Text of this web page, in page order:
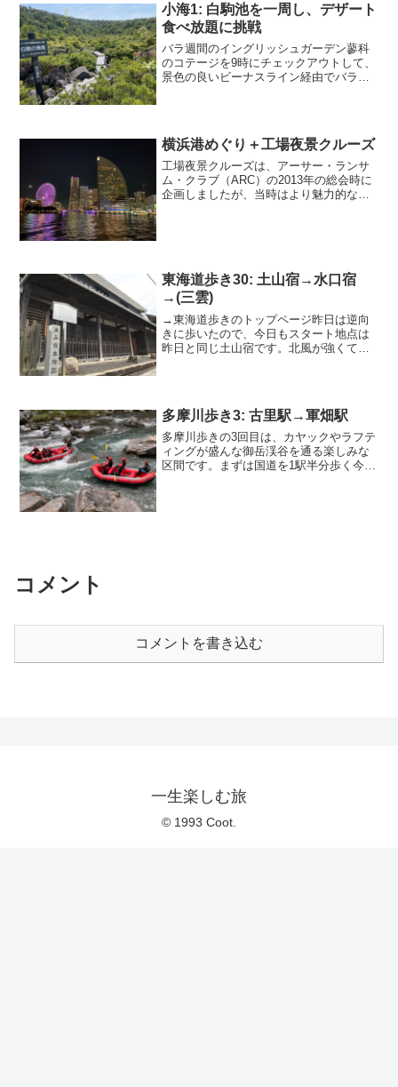
小海1: 白駒池を一周し、デザート
食べ放題に挑戦
バラ週間のイングリッシュガーデン蓼科
のコテージを9時にチェックアウトして、
景色の良いビーナスライン経由でバラク
クス期間中で高めの料金...
横浜港めぐり＋工場夜景クルーズ
工場夜景クルーズは、アーサー・ランサ
ム・クラブ（ARC）の2013年の総会時に
企画しましたが、当時はより魅力的な別
東海道歩き30: 土山宿→水口宿
→(三雲)
→東海道歩きのトップページ昨日は逆向
きに歩いたので、今日もスタート地点は
昨日と同じ土山宿です。北風が強くて、
多摩川歩き3: 古里駅→軍畑駅
多摩川歩きの3回目は、カヤックやラフテ
ィングが盛んな御岳渓谷を通る楽しみな
区間です。まずは国道を1駅半分歩く今日
コメント
コメントを書き込む
一生楽しむ旅
© 1993 Coot.